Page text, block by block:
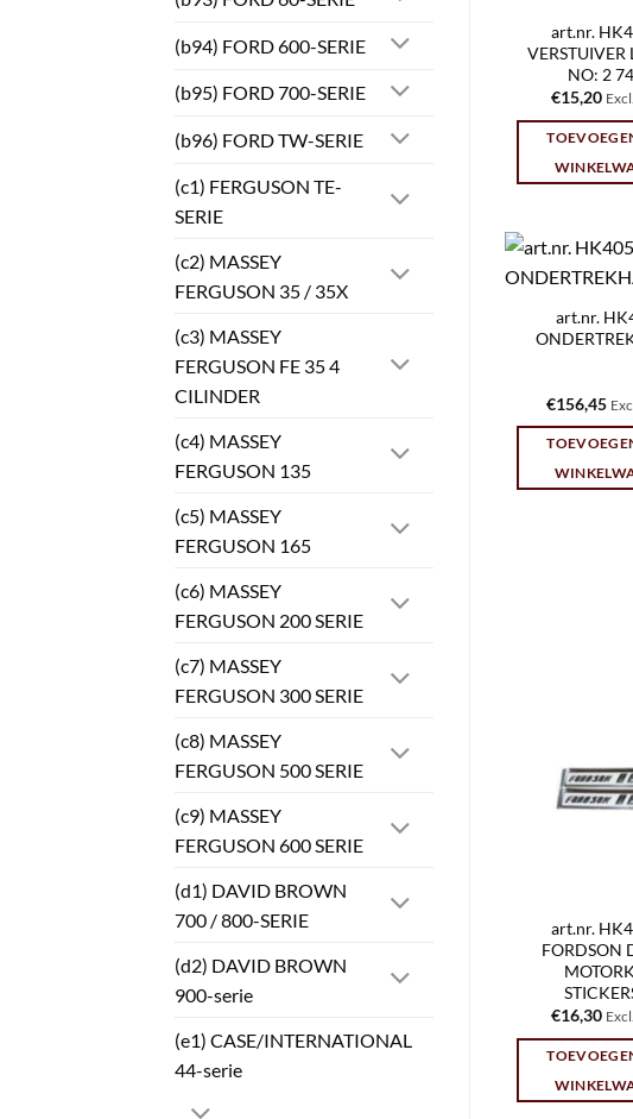
(b94) FORD 600-SERIE
(b95) FORD 700-SERIE
(b96) FORD TW-SERIE
(c1) FERGUSON TE-
SERIE
(c2) MASSEY
FERGUSON 35 / 35X
(c3) MASSEY
FERGUSON FE 35 4
CILINDER
(c4) MASSEY
FERGUSON 135
(c5) MASSEY
FERGUSON 165
(c6) MASSEY
FERGUSON 200 SERIE
(c7) MASSEY
FERGUSON 300 SERIE
(c8) MASSEY
FERGUSON 500 SERIE
(c9) MASSEY
FERGUSON 600 SERIE
(d1) DAVID BROWN
700 / 800-SERIE
(d2) DAVID BROWN
900-serie
(e1) CASE/INTERNATIONAL
44-serie
art.nr.
VERSTUIVER
NO: 2
€15,20
art.nr.
€156,45
art.nr.
FORDSON
€16,30